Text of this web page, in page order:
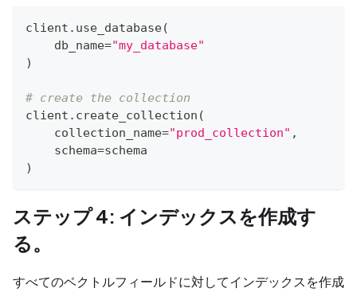
client . use_database(
    db_name
="my_database"
)
# create the collection
client . create_collection (
    collection_name
="prod_collection" ,
    schema
=schema
)
ステップ 4: インデックスを作成す
る。
すべてのベクトルフィールドに対してインデックスを作成